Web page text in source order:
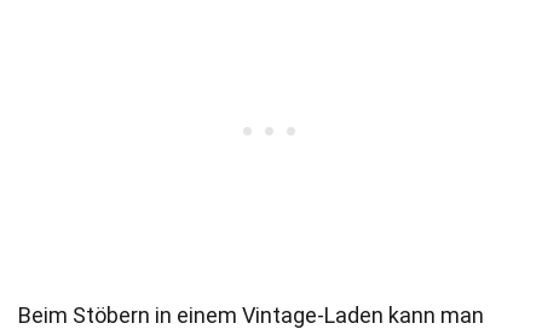
Beim Stöbern in einem Vintage-Laden kann man